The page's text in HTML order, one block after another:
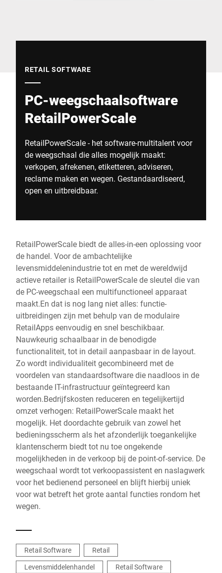
RETAIL SOFTWARE
PC-weegschaalsoftware
RetailPowerScale
RetailPowerScale - het software-multitalent voor
de weegschaal die alles mogelijk maakt:
verkopen, afrekenen, etiketteren, adviseren,
reclame maken en wegen. Gestandaardiseerd,
open en uitbreidbaar.
RetailPowerScale biedt de alles-in-een oplossing voor
de handel. Voor de ambachtelijke
levensmiddelenindustrie tot en met de wereldwijd
actieve retailer is RetailPowerScale de sleutel die van
de PC-weegschaal een multifunctioneel apparaat
maakt.En dat is nog lang niet alles: functie-
uitbreidingen zijn met behulp van de modulaire
RetailApps eenvoudig en snel beschikbaar.
Nauwkeurig schaalbaar in de benodigde
functionaliteit, tot in detail aanpasbaar in de layout.
Zo wordt individualiteit gecombineerd met de
voordelen van standaardsoftware die naadloos in de
bestaande IT-infrastructuur geïntegreerd kan
worden.Bedrijfskosten reduceren en tegelijkertijd
omzet verhogen: RetailPowerScale maakt het
mogelijk. Het doordachte gebruik van zowel het
bedieningsscherm als het afzonderlijk toegankelijke
klantenscherm biedt tot nu toe ongekende
mogelijkheden in de verkoop bij de point-of-service. De
weegschaal wordt tot verkoopassistent en naslagwerk
voor het bedienend personeel en blijft hierbij uniek
voor wat betreft het grote aantal functies rondom het
wegen.
Retail Software
Retail
Levensmiddelenhandel
Retail Software